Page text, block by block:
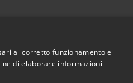
al corretto funzionamento e
di elaborare informazioni